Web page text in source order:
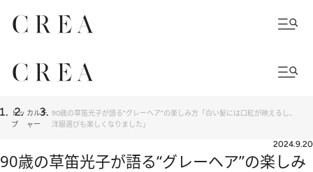
トッ
プ
カルチ
ャー
90歳の草笛光子が語る“グレーヘア”の楽しみ方「白い髪には口紅が映えるし、
洋服選びも楽しくなりました」
2024.9.20
90歳の草笛光子が語る“グレーヘア”の楽しみ